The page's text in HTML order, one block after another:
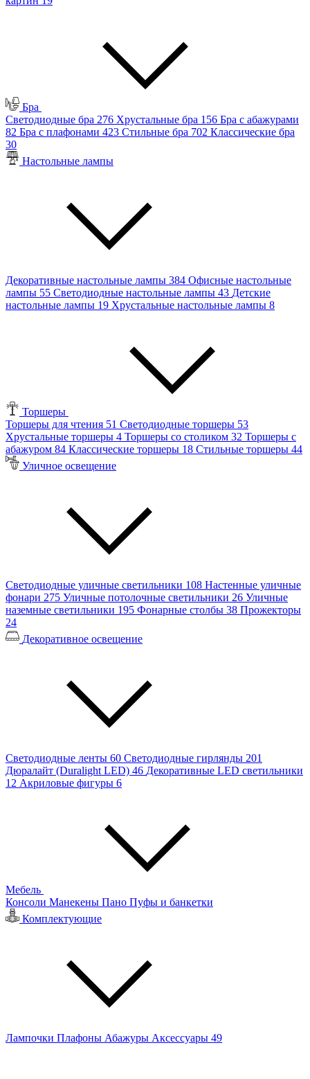
Бра
Светодиодные бра 276 Хрустальные бра 156 Бра с абажурами
82 Бра с плафонами 423 Стильные бра 702 Классические бра
30
Настольные лампы
Декоративные настольные лампы 384 Офисные настольные
лампы 55 Светодиодные настольные лампы 43 Детские
настольные лампы 19 Хрустальные настольные лампы 8
Торшеры
Торшеры для чтения 51 Светодиодные торшеры 53
Хрустальные торшеры 4 Торшеры со столиком 32 Торшеры с
абажуром 84 Классические торшеры 18 Стильные торшеры 44
Уличное освещение
Светодиодные уличные светильники 108 Настенные уличные
фонари 275 Уличные потолочные светильники 26 Уличные
наземные светильники 195 Фонарные столбы 38 Прожекторы
24
Декоративное освещение
Светодиодные ленты 60 Светодиодные гирлянды 201
Дюралайт (Duralight LED) 46 Декоративные LED светильники
12 Акриловые фигуры 6
Мебель
Консоли Манекены Пано Пуфы и банкетки
Комплектующие
Лампочки Плафоны Абажуры Аксессуары 49